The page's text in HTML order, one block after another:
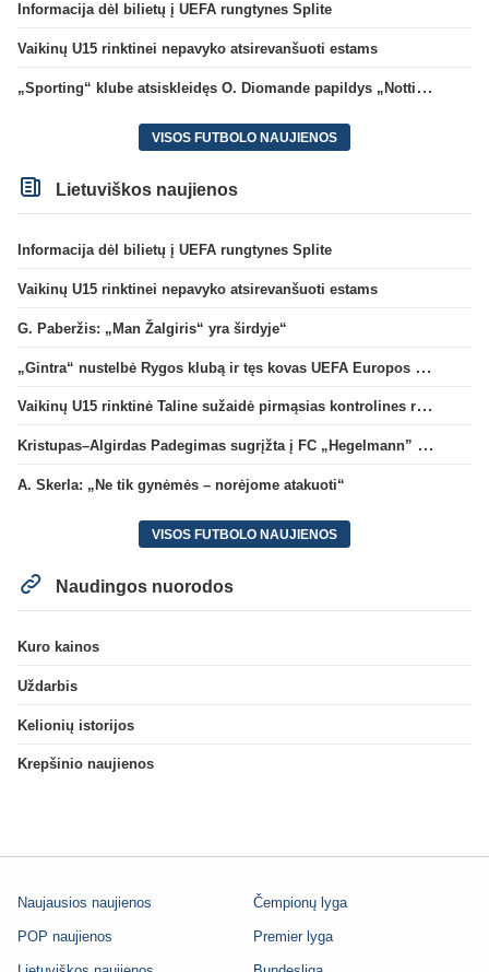
Informacija dėl bilietų į UEFA rungtynes Splite
Vaikinų U15 rinktinei nepavyko atsirevanšuoti estams
„Sporting“ klube atsiskleidęs O. Diomande papildys „Nottingham“ gretas
VISOS FUTBOLO NAUJIENOS
Lietuviškos naujienos
Informacija dėl bilietų į UEFA rungtynes Splite
Vaikinų U15 rinktinei nepavyko atsirevanšuoti estams
G. Paberžis: „Man Žalgiris“ yra širdyje“
„Gintra“ nustelbė Rygos klubą ir tęs kovas UEFA Europos taurės atrankoje
Vaikinų U15 rinktinė Taline sužaidė pirmąsias kontrolines rungtynes
Kristupas–Algirdas Padegimas sugrįžta į FC „Hegelmann” B sudėtį
A. Skerla: „Ne tik gynėmės – norėjome atakuoti“
VISOS FUTBOLO NAUJIENOS
Naudingos nuorodos
Kuro kainos
Uždarbis
Kelionių istorijos
Krepšinio naujienos
Naujausios naujienos
POP naujienos
Čempionų lyga
Premier lyga